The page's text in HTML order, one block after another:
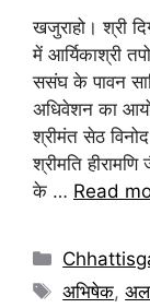
खजुराहो। श्री
में आर्यिकाश्री
ससंघ के पावन
अधिवेशन का
श्रीमंत सेठ
श्रीमति
के … Read
अभिषेक,